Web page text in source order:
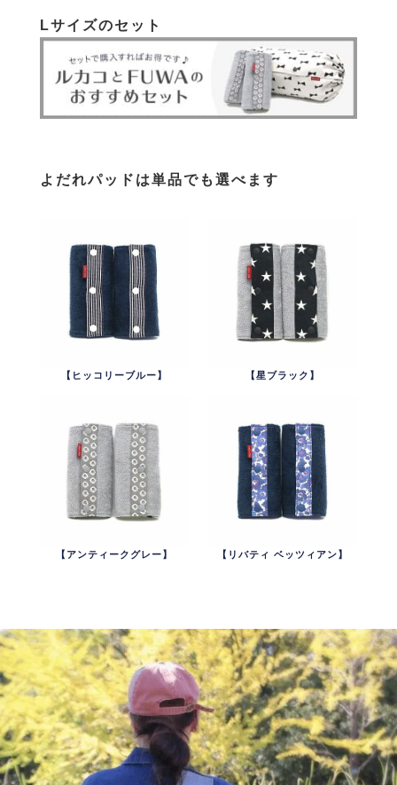
Lサイズのセット
よだれパッドは単品でも選べます
【ヒッコリーブルー】 【星ブラック】
【アンティークグレー】 【リバティ ベッツィアン】